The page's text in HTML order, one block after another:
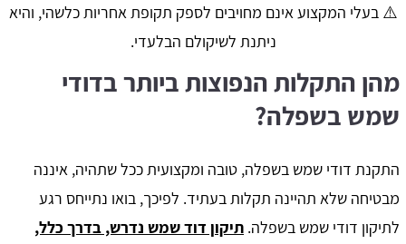
⚠️ בעלי המקצוע אינם מחויבים לספק תקופת אחריות כלשהי, והיא
ניתנת לשיקולם הבלעדי.
מהן התקלות הנפוצות ביותר בדודי
שמש בשפלה?
התקנת דודי שמש בשפלה, טובה ומקצועית ככל שתהיה, איננה
מבטיחה שלא תהיינה תקלות בעתיד. לפיכך, בואו נתייחס רגע
לתיקון דודי שמש בשפלה. תיקון דוד שמש נדרש, בדרך כלל,